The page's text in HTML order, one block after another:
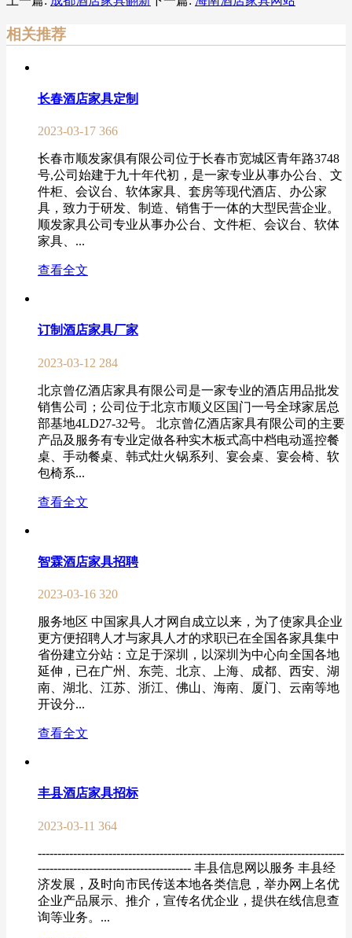
相关推荐
长春酒店家具定制
2023-03-17 366
长春市顺发家俱有限公司位于长春市宽城区青年路3748
号,公司始建于九十年代初，是一家专业从事办公台、文
件柜、会议台、软体家具、套房等现代酒店、办公家
具，致力于研发、制造、销售于一体的大型民营企业。
顺发家具公司专业从事办公台、文件柜、会议台、软体
家具、...
查看全文
订制酒店家具厂家
2023-03-12 284
北京曾亿酒店家具有限公司是一家专业的酒店用品批发
销售公司；公司位于北京市顺义区国门一号全球家居总
部基地4LD27-32号。 北京曾亿酒店家具有限公司的主要
产品及服务有专业定做各种实木板式高中档电动遥控餐
桌、手动餐桌、韩式灶火锅系列、宴会桌、宴会椅、软
包椅系...
查看全文
智霖酒店家具招聘
2023-03-16 320
服务地区 中国家具人才网自成立以来，为了使家具企业
更方便招聘人才与家具人才的求职已在全国各家具集中
省份建立分站：立足于深圳，以深圳为中心向全国各地
延伸，已在广州、东莞、北京、上海、成都、西安、湖
南、湖北、江苏、浙江、佛山、海南、厦门、云南等地
开设分...
查看全文
丰县酒店家具招标
2023-03-11 364
------------------------------------------------------------------------------
--------------------------------------- 丰县信息网以服务 丰县经
济发展，及时向市民传送本地各类信息，举办网上名优
企业产品展示、推介，宣传名优企业，提供在线信息查
询等业务。...